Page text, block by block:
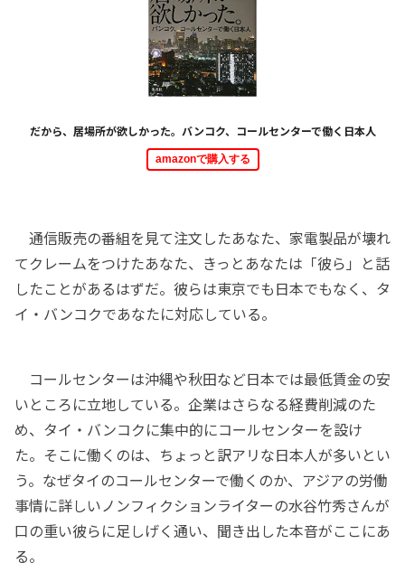
だから、居場所が欲しかった。バンコク、コールセンターで働く日本人
amazonで購入する
通信販売の番組を見て注文したあなた、家電製品が壊れ
てクレームをつけたあなた、きっとあなたは「彼ら」と話
したことがあるはずだ。彼らは東京でも日本でもなく、タ
イ・バンコクであなたに対応している。
コールセンターは沖縄や秋田など日本では最低賃金の安
いところに立地している。企業はさらなる経費削減のた
め、タイ・バンコクに集中的にコールセンターを設け
た。そこに働くのは、ちょっと訳アリな日本人が多いとい
う。なぜタイのコールセンターで働くのか、アジアの労働
事情に詳しいノンフィクションライターの水谷竹秀さんが
口の重い彼らに足しげく通い、聞き出した本音がここにあ
る。